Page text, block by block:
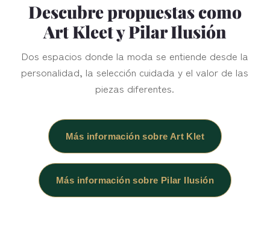
Descubre propuestas como
Art Kleet y Pilar Ilusión
Dos espacios donde la moda se entiende desde la
personalidad, la selección cuidada y el valor de las
piezas diferentes.
Más información sobre Art Klet
Más información sobre Pilar Ilusión